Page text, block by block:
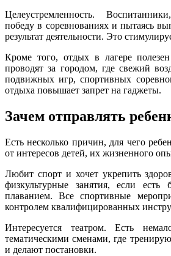
Целеустремленность.
победу в соревнованиях и пытаясь
результат деятельности. Это
Кроме того, отдых в лагере
проводят за городом, где свежий
подвижных игр, спортивных
отдыха повышает запрет на гаджеты.
Зачем отправлять
Есть несколько причин, для чего
от интересов детей, их жизненного
Любит спорт и хочет укрепить
физкультурные занятия, если есть
плаванием. Все спортивные
контролем квалифицированных
Интересуется театром. Есть
тематическими сменами, где
и делают постановки.